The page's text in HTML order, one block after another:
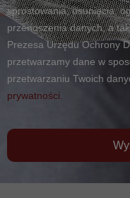
sprostowania, usunięcia,
przenoszenia danych, a
Prezesa Urzędu Ochrony
przetwarzamy dane w
przetwarzaniu Twoich
prywatności.